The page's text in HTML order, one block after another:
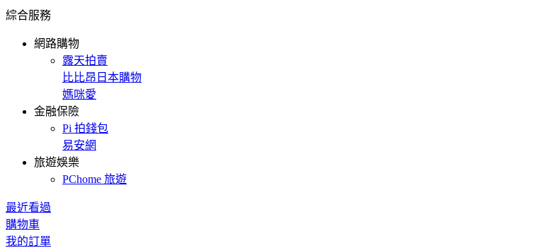
綜合服務
網路購物
露天拍賣
比比昂日本購物
媽咪愛
金融保險
Pi 拍錢包
易安網
旅遊娛樂
PChome 旅遊
最近看過
購物車
我的訂單